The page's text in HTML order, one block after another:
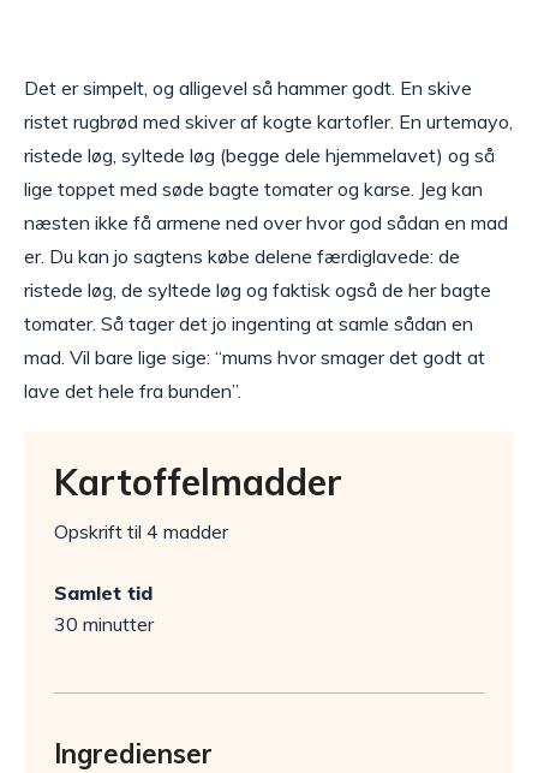
Det er simpelt, og alligevel så hammer godt. En skive
ristet rugbrød med skiver af kogte kartofler. En urtemayo,
ristede løg, syltede løg (begge dele hjemmelavet) og så
lige toppet med søde bagte tomater og karse. Jeg kan
næsten ikke få armene ned over hvor god sådan en mad
er. Du kan jo sagtens købe delene færdiglavede: de
ristede løg, de syltede løg og faktisk også de her bagte
tomater. Så tager det jo ingenting at samle sådan en
mad. Vil bare lige sige: “mums hvor smager det godt at
lave det hele fra bunden”.
Kartoffelmadder
Opskrift til 4 madder
Samlet tid
30 minutter
Ingredienser